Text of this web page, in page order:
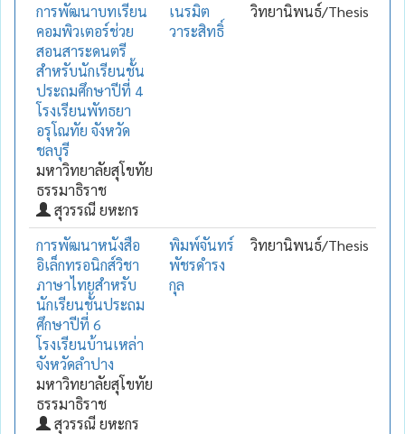
การพัฒนาบทเรียน
คอมพิวเตอร์ช่วย
สอนสาระดนตรี
สำหรับนักเรียนชั้น
ประถมศึกษาปีที่ 4
โรงเรียนพัทธยา
อรุโณทัย จังหวัด
ชลบุรี
มหาวิทยาลัยสุโขทัย
ธรรมาธิราช
สุวรรณี ยหะกร
เนรมิต
วาระสิทธิ์
วิทยานิพนธ์/Thesis
การพัฒนาหนังสือ
อิเล็กทรอนิกส์วิชา
ภาษาไทยสำหรับ
นักเรียนชั้นประถม
ศึกษาปีที่ 6
โรงเรียนบ้านเหล่า
จังหวัดลำปาง
มหาวิทยาลัยสุโขทัย
ธรรมาธิราช
สุวรรณี ยหะกร
พิมพ์จันทร์
พัชรดำรง
กุล
วิทยานิพนธ์/Thesis